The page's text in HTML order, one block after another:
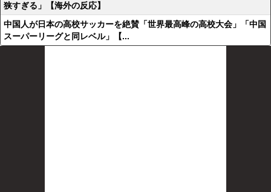
狭すぎる」【海外の反応】
中国人が日本の高校サッカーを絶賛「世界最高峰の高校大会」「中国
スーパーリーグと同レベル」【...